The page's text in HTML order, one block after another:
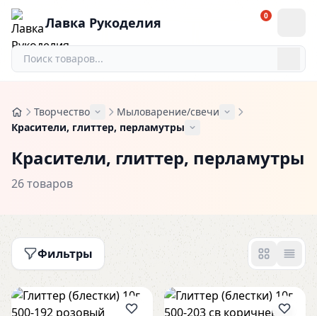
Лавка Рукоделия 0
Творчество
Мыловарение/свечи
Красители, глиттер, перламутры
Красители, глиттер, перламутры
26 товаров
Фильтры